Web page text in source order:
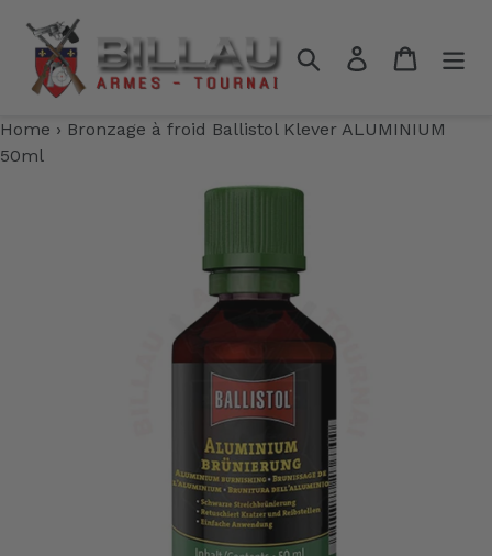
contenu
RechercherSe connecter
Panier
Home › Bronzage à froid Ballistol Klever ALUMINIUM
50ml